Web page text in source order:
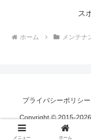
ス
ホーム メンテナ
プライバシーポリシー
Copyright © 2015-
メニュー ホーム